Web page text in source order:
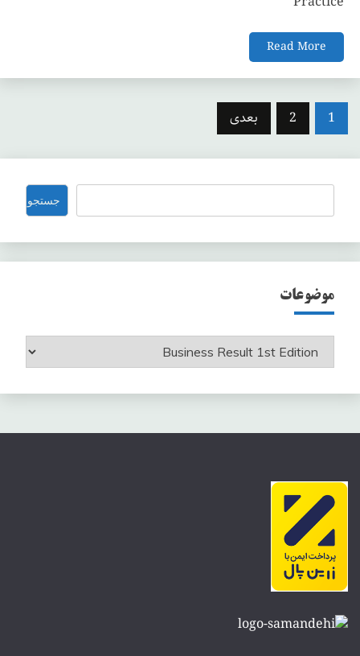
Read More
صفحه‌بندی
1
2 بعدی
جستجو جستجو
موضوعات
موضوعات